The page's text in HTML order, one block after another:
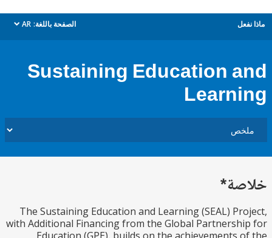
الصفحة باللغة: AR
dropdown
Sustaining Education
The Sustaining Education and Learning (SEAL)
with Additional Financing from the Global